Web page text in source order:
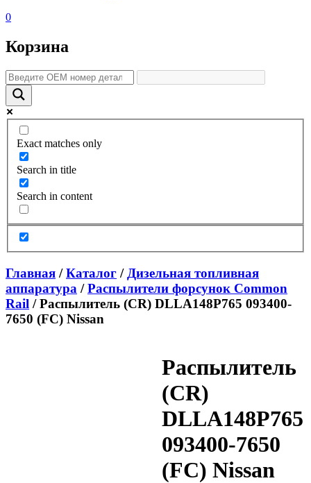
0
Корзина
Exact matches only
Search in title
Search in content
Главная /Каталог / Дизельная топливная
аппаратура /Распылители форсунок Common
Rail / Распылитель (CR) DLLA148P765 093400-
7650 (FC) Nissan
Распылитель
(CR)
DLLA148P765
093400-7650
(FC) Nissan